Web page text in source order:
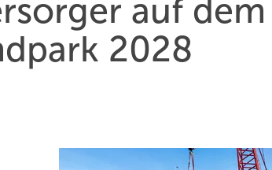
auf dem
2028